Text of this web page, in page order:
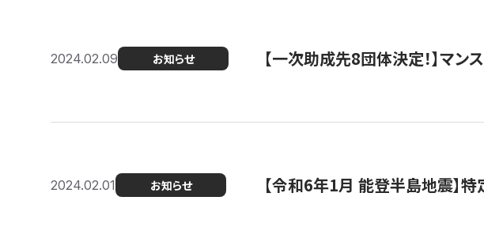
2024.02.09 お知らせ 【一次助成先8団体決定！】マ
2024.02.01 お知らせ 【令和6年1月 能登半島地震】